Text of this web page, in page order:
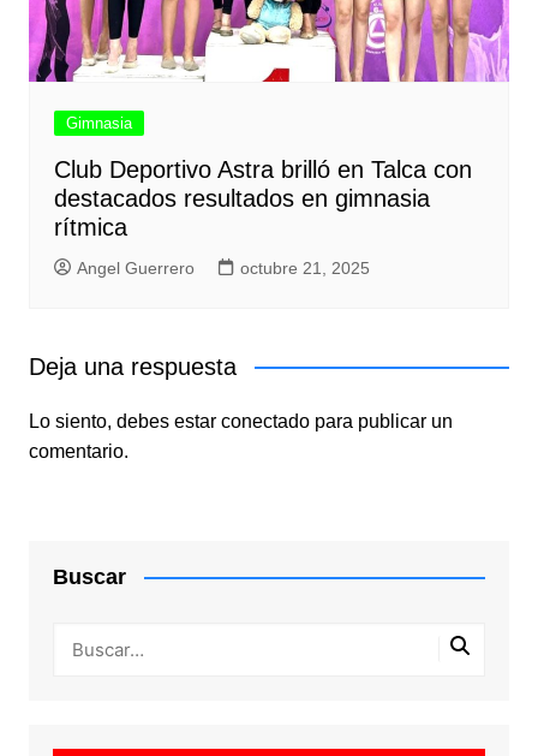
Gimnasia
Club Deportivo Astra brilló en Talca con
destacados resultados en gimnasia
rítmica
Angel Guerrero octubre 21, 2025
Deja una respuesta
Lo siento, debes estar conectadopara publicar un
comentario.
Buscar